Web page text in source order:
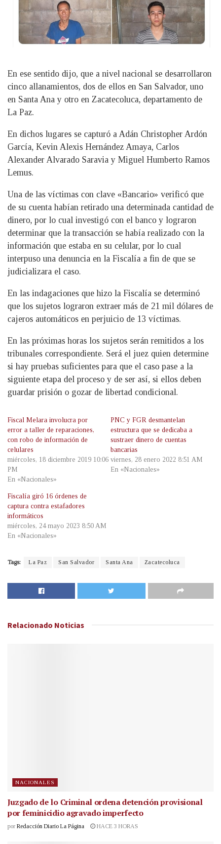
En ese sentido dijo, que a nivel nacional se desarrollaron
cinco allanamientos, dos de ellos en San Salvador, uno
en Santa Ana y otro en Zacatecoluca, departamento de
La Paz.
En dichos lugares se capturó a Adán Christopher Ardón
García, Kevin Alexis Hernández Amaya, Carlos
Alexander Alvarado Saravia y Miguel Humberto Ramos
Lemus.
Una de las víctimas con clave «Bancario» verificó que
de su cuenta habían retirado una determinada cantidad de
dinero, por lo cual investigó con el banco y lograron
determinar que la transacción se había realizado con la
información que estaba en su celular, por lo cual
interpuso una denuncia en la Fiscalía a fin de que se
judicializara el caso.
En las indagaciones que hizo la Fiscalía se determinó
que los sujetos lograron extraer más de 21 mil dólares de
cajeros automáticos en perjuicio de 13 víctimas.
En las próximas horas los sujetos serán remitidos a los
tribunales correspondiente. Será el juez quien determine
si hay pruebas suficientes para que el caso pase a la
siguiente etapa del proceso y de ser así, si ellos deben
guardar prisión o gozar de libertad condicional.
Fiscal Melara involucra por
error a taller de reparaciones,
con robo de información de
celulares
miércoles, 18 diciembre 2019 10:06
PM
En «Nacionales»
PNC y FGR desmantelan
estructura que se dedicaba a
sustraer dinero de cuentas
bancarias
viernes, 28 enero 2022 8:51 AM
En «Nacionales»
Fiscalía giró 16 órdenes de
captura contra estafadores
informáticos
miércoles, 24 mayo 2023 8:50 AM
En «Nacionales»
Tags: La Paz San Salvador Santa Ana Zacatecoluca
Relacionado Noticias
NACIONALES
Juzgado de lo Criminal ordena detención provisional
por feminicidio agravado imperfecto
por Redacción Diario La Página HACE 3 HORAS